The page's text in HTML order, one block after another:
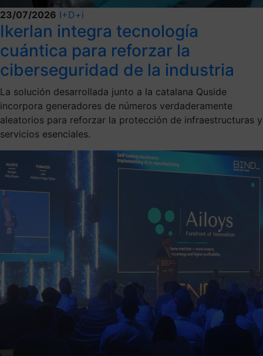
23/07/2026 I+D+i
Ikerlan integra tecnología
cuántica para reforzar la
ciberseguridad de la industria
La solución desarrollada junto a la catalana Quside
incorpora generadores de números verdaderamente
aleatorios para reforzar la protección de infraestructuras y
servicios esenciales.